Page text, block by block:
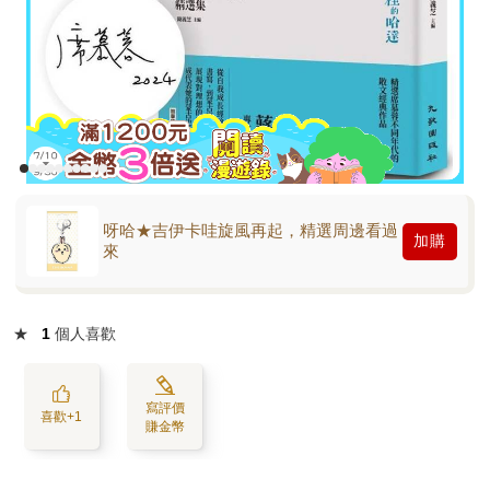
呀哈★吉伊卡哇旋風再起，精選周邊看過
來
加購
★ 1 個人喜歡
喜歡+1
寫評價
賺金幣